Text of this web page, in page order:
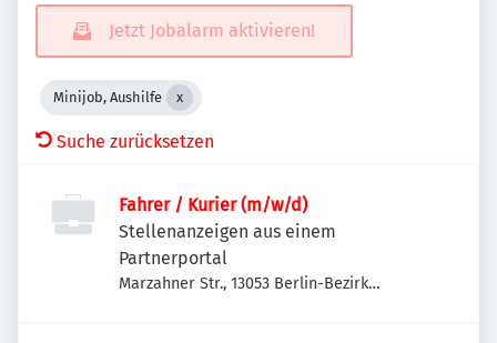
Jetzt Jobalarm aktivieren!
Minijob, Aushilfe
Suche zurücksetzen
Fahrer / Kurier (m/w/d)
Stellenanzeigen aus einem
Partnerportal
Marzahner Str., 13053 Berlin-Bezirk